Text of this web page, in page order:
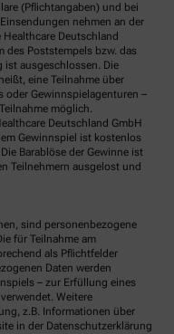
(Pflichtangaben) und bei
nehmen an der
Deutschland
des Poststempels bzw. das
ist ausgeschlossen. Die
eine Teilnahme über
oder Gewinnspielagenturen –
möglich.
Deutschland GmbH
Gewinnspiel ist kostenlos
Barablöse der Gewinne ist
Teilnehmern ausgelost und
sind personenbezogene
für Teilnahme am
als Pflichtfelder
Daten werden
– zur Erfüllung eines
Weitere
z.B. Informationen über
in der Datenschutzerklärung